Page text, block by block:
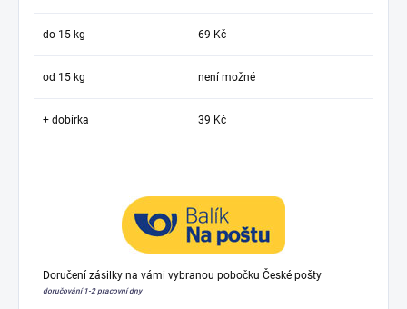
do 15 kg 69 Kč
od 15 kg není možné
+ dobírka 39 Kč
Doručení zásilky na vámi vybranou pobočku České pošty
doručování 1-2 pracovní dny